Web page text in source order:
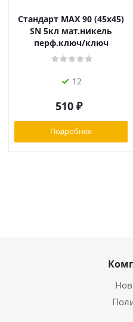
Стандарт MAX 90 (45х45)
SN 5кл мат.никель
перф.ключ/ключ
12
510 ₽
Подробнее